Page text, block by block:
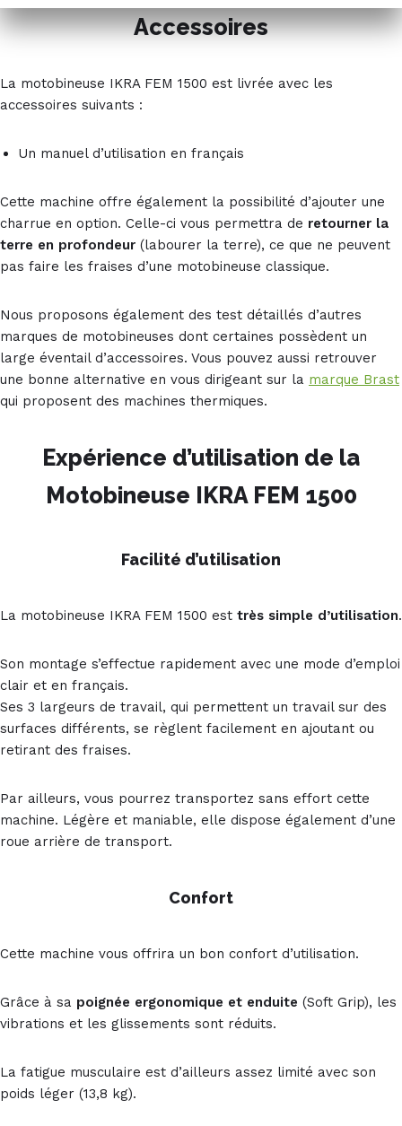
Accessoires
La motobineuse IKRA FEM 1500 est livrée avec les
accessoires suivants :
Un manuel d’utilisation en français
Cette machine offre également la possibilité d’ajouter une
charrue en option. Celle-ci vous permettra de retourner la
terre en profondeur (labourer la terre), ce que ne peuvent
pas faire les fraises d’une motobineuse classique.
Nous proposons également des test détaillés d’autres
marques de motobineuses dont certaines possèdent un
large éventail d’accessoires. Vous pouvez aussi retrouver
une bonne alternative en vous dirigeant sur la marque Brast
qui proposent des machines thermiques.
Expérience d’utilisation de la
Motobineuse IKRA FEM 1500
Facilité d’utilisation
La motobineuse IKRA FEM 1500 est très simple d’utilisation.
Son montage s’effectue rapidement avec une mode d’emploi
clair et en français.
Ses 3 largeurs de travail, qui permettent un travail sur des
surfaces différents, se règlent facilement en ajoutant ou
retirant des fraises.
Par ailleurs, vous pourrez transportez sans effort cette
machine. Légère et maniable, elle dispose également d’une
roue arrière de transport.
Confort
Cette machine vous offrira un bon confort d’utilisation.
Grâce à sa poignée ergonomique et enduite (Soft Grip), les
vibrations et les glissements sont réduits.
La fatigue musculaire est d’ailleurs assez limité avec son
poids léger (13,8 kg).